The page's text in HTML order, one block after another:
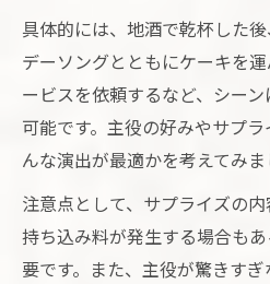
具体的には、地酒で乾杯した
デーソングとともにケーキを
ービスを依頼するなど、シー
可能です。主役の好みやサプ
んな演出が最適かを考えてみま
注意点として、サプライズの
持ち込み料が発生する場合も
要です。また、主役が驚きす